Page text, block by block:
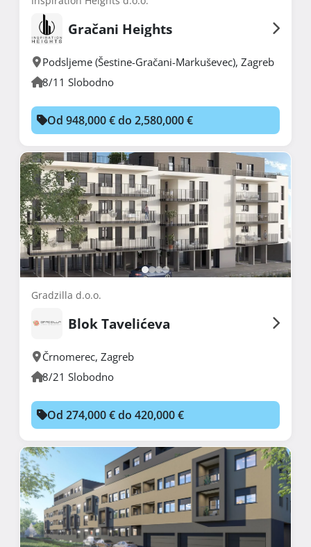
Gračani Heights
Podsljeme (Šestine-Gračani-Markuševec), Zagreb
8/11 Slobodno
Od 948,000 € do 2,580,000 €
Gradzilla d.o.o.
Blok Tavelićeva
Črnomerec, Zagreb
8/21 Slobodno
Od 274,000 € do 420,000 €